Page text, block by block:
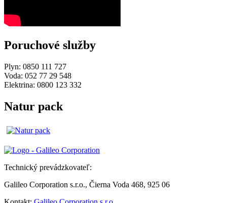
Poruchové služby
Plyn: 0850 111 727
Voda: 052 77 29 548
Elektrina: 0800 123 332
Natur pack
Technický prevádzkovateľ:
Galileo Corporation s.r.o., Čierna Voda 468, 925 06